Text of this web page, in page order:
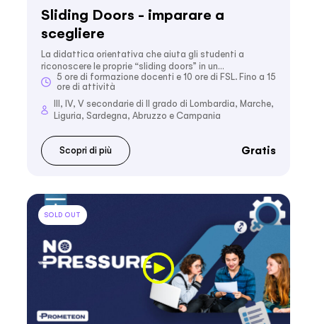
Sliding Doors - imparare a
scegliere
La didattica orientativa che aiuta gli studenti a
riconoscere le proprie “sliding doors” in un…
5 ore di formazione docenti e 10 ore di FSL. Fino a 15
ore di attività
III, IV, V secondarie di II grado di Lombardia, Marche,
Liguria, Sardegna, Abruzzo e Campania
Scopri di più Gratis
SOLD OUT